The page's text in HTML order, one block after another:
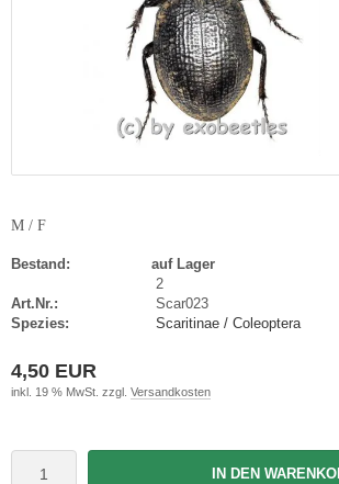
M / F
Bestand:
auf Lager
2
Art.Nr.:
Scar023
Spezies:
Scaritinae / Coleoptera
4,50 EUR
inkl. 19 % MwSt. zzgl. Versandkosten
IN DEN